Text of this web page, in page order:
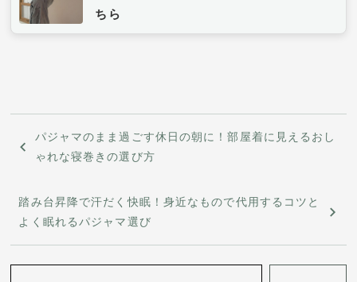
ちら
稿
ビ
ゲ
​パジャマのまま過ごす休日の朝に！部屋着に見えるおし
ゃれな寝巻きの選び方
踏み台昇降で汗だく快眠！身近なもので代用するコツと
よく眠れるパジャマ選び